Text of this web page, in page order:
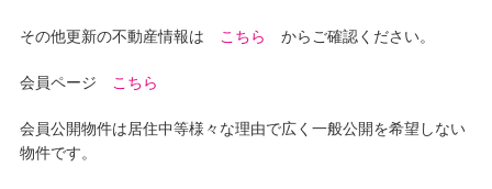
その他更新の不動産情報は こちら からご確認ください。
会員ページ こちら
会員公開物件は居住中等様々な理由で広く一般公開を希望しない
物件です。